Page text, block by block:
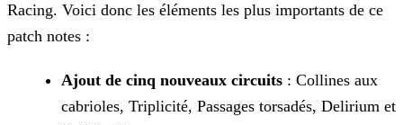
Racing. Voici donc les éléments les plus importants de ce
patch notes :
Ajout de cinq nouveaux circuits : Collines aux
cabrioles, Triplicité, Passages torsadés, Delirium et